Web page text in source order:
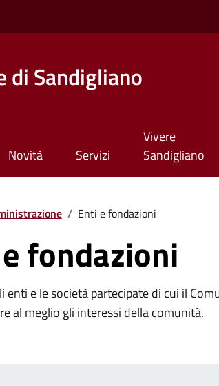
di Sandigliano
Novità Servizi
Vivere
Sandigliano
/ Enti e fondazioni
fondazioni
enti e le società partecipate di cui il
al meglio gli interessi della comunità.